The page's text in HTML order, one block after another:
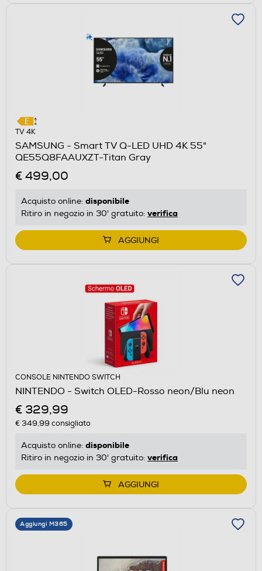
TV 4K
SAMSUNG - Smart TV Q-LED UHD 4K 55"
QE55Q8FAAUXZT-Titan Gray
€ 499,00
Acquisto online: disponibile
Ritiro in negozio in 30' gratuito: verifica
AGGIUNGI
CONSOLE NINTENDO SWITCH
NINTENDO - Switch OLED-Rosso neon/Blu neon
€ 329,99
€ 349,99 consigliato
Acquisto online: disponibile
Ritiro in negozio in 30' gratuito: verifica
AGGIUNGI
Aggiungi M365